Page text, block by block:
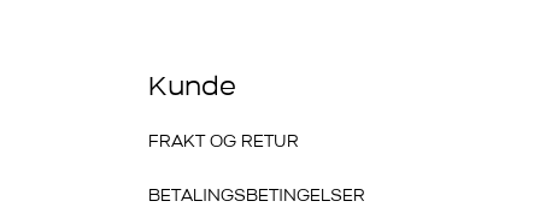
Kunde
FRAKT OG RETUR
BETALINGSBETINGELSER